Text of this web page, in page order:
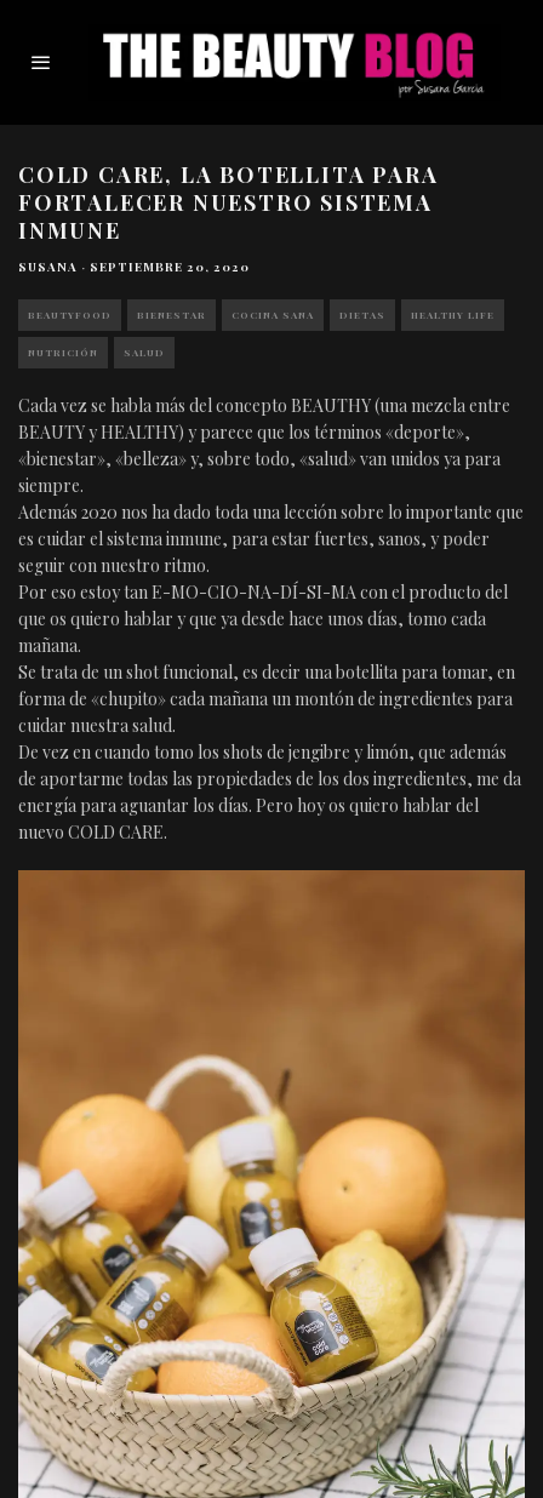
COLD CARE, LA BOTELLITA PARA
FORTALECER NUESTRO SISTEMA
INMUNE
SUSANA · SEPTIEMBRE 20, 2020
BEAUTYFOOD BIENESTAR COCINA SANA DIETAS HEALTHY LIFE
NUTRICIÓN SALUD
Cada vez se habla más del concepto BEAUTHY (una mezcla entre
BEAUTY y HEALTHY) y parece que los términos «deporte»,
«bienestar», «belleza» y, sobre todo, «salud» van unidos ya para
siempre.
Además 2020 nos ha dado toda una lección sobre lo importante que
es cuidar el sistema inmune, para estar fuertes, sanos, y poder
seguir con nuestro ritmo.
Por eso estoy tan E-MO-CIO-NA-DÍ-SI-MA con el producto del
que os quiero hablar y que ya desde hace unos días, tomo cada
mañana.
Se trata de un shot funcional, es decir una botellita para tomar, en
forma de «chupito» cada mañana un montón de ingredientes para
cuidar nuestra salud.
De vez en cuando tomo los shots de jengibre y limón, que además
de aportarme todas las propiedades de los dos ingredientes, me da
energía para aguantar los días. Pero hoy os quiero hablar del
nuevo COLD CARE.